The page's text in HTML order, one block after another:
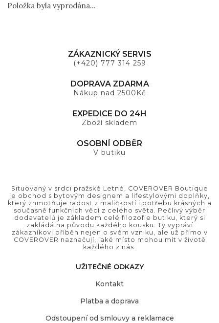
Položka byla vyprodána…
ZÁKAZNICKÝ SERVIS
(+420) 777 314 259
DOPRAVA ZDARMA
Nákup nad 2500Kč
EXPEDICE DO 24H
Zboží skladem
OSOBNÍ ODBĚR
V butiku
Situovaný v srdci pražské Letné, COVEROVER Boutique
je obchod s bytovým designem a lifestylovými doplňky,
který zhmotňuje radost z maličkostí i potřebu krásných a
současně funkčních věcí z celého světa. Pečlivý výběr
dodavatelů je základem celé filozofie butiku, který si
zakládá na původu každého kousku. Ty vypráví
zákazníkovi příběh nejen o svém vzniku, ale už přímo v
COVEROVER naznačují, jaké místo mohou mít v životě
každého z nás.
UŽITEČNÉ ODKAZY
Kontakt
Platba a doprava
Odstoupení od smlouvy a reklamace